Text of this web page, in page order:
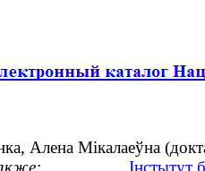
Алена Мікалаеўна